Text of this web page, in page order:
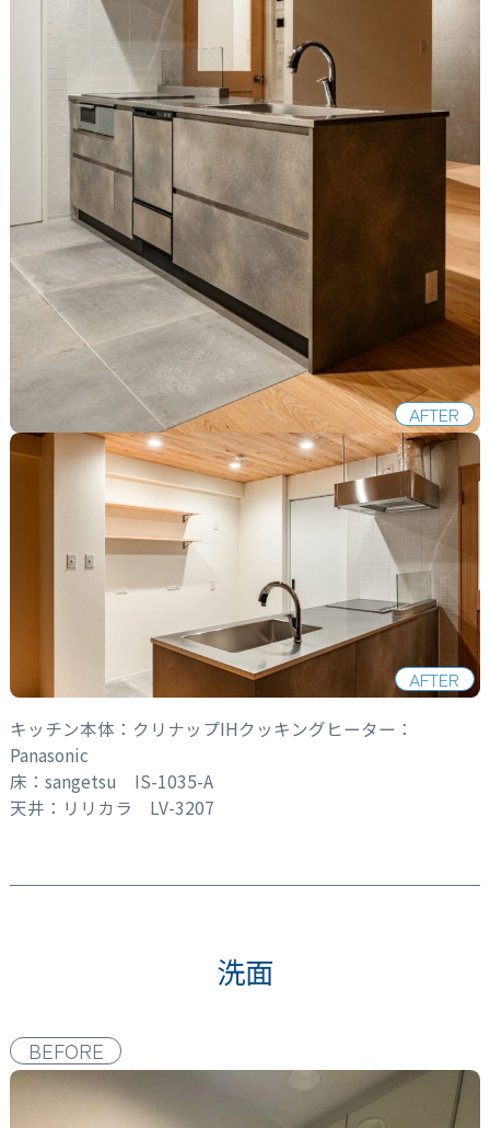
AFTER
AFTER
キッチン本体：クリナップIHクッキングヒーター：
Panasonic
床：sangetsu IS-1035-A
天井：リリカラ LV-3207
洗面
BEFORE